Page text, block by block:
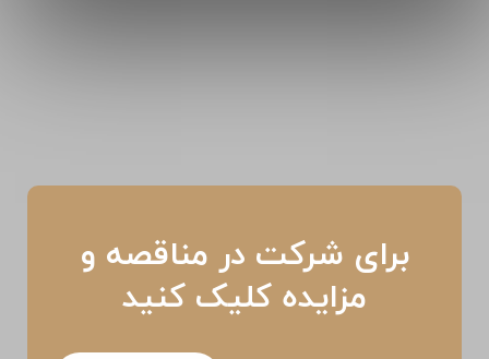
برای شرکت در مناقصه و
مزایده کلیک کنید